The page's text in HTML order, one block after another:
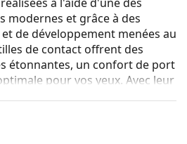
modernes et grâce à des
de développement menées au
de contact offrent des
étonnantes, un confort de port
pour vos yeux. Avec leur
protection contre les
bleu clair pour une